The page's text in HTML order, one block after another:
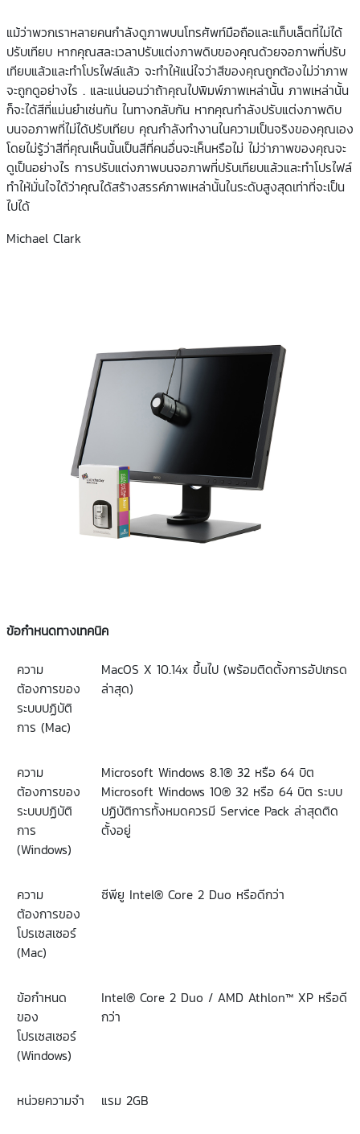
แม้ว่าพวกเราหลายคนกำลังดูภาพบนโทรศัพท์มือถือและแท็บเล็ตที่ไม่ได้
ปรับเทียบ หากคุณสละเวลาปรับแต่งภาพดิบของคุณด้วยจอภาพที่ปรับ
เทียบแล้วและทำโปรไฟล์แล้ว จะทำให้แน่ใจว่าสีของคุณถูกต้องไม่ว่าภาพ
จะถูกดูอย่างไร . และแน่นอนว่าถ้าคุณไปพิมพ์ภาพเหล่านั้น ภาพเหล่านั้น
ก็จะได้สีที่แม่นยำเช่นกัน ในทางกลับกัน หากคุณกำลังปรับแต่งภาพดิบ
บนจอภาพที่ไม่ได้ปรับเทียบ คุณกำลังทำงานในความเป็นจริงของคุณเอง
โดยไม่รู้ว่าสีที่คุณเห็นนั้นเป็นสีที่คนอื่นจะเห็นหรือไม่ ไม่ว่าภาพของคุณจะ
ดูเป็นอย่างไร การปรับแต่งภาพบนจอภาพที่ปรับเทียบแล้วและทำโปรไฟล์
ทำให้มั่นใจได้ว่าคุณได้สร้างสรรค์ภาพเหล่านั้นในระดับสูงสุดเท่าที่จะเป็น
ไปได้
Michael Clark
ข้อกำหนดทางเทคนิค
ความ
ต้องการของ
ระบบปฏิบัติ
การ (Mac)
MacOS X 10.14x ขึ้นไป(พร้อมติดตั้งการอัปเกรด
ล่าสุด)
ความ
ต้องการของ
ระบบปฏิบัติ
การ
(Windows)
Microsoft Windows 8.1® 32 หรือ 64 บิต
Microsoft Windows 10® 32 หรือ 64 บิต ระบบ
ปฏิบัติการทั้งหมดควรมี Service Pack ล่าสุดติด
ตั้งอยู่
ความ
ต้องการของ
โปรเซสเซอร์
(Mac)
ซีพียู Intel® Core 2 Duo หรือดีกว่า
ข้อกำหนด
ของ
โปรเซสเซอร์
(Windows)
Intel® Core 2 Duo / AMD Athlon™ XP หรือดี
กว่า
หน่วยความจำ แรม 2GB